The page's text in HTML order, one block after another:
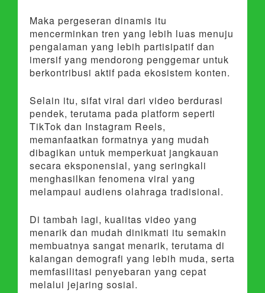
Maka pergeseran dinamis itu
mencerminkan tren yang lebih luas menuju
pengalaman yang lebih partisipatif dan
imersif yang mendorong penggemar untuk
berkontribusi aktif pada ekosistem konten.
Selain itu, sifat viral dari video berdurasi
pendek, terutama pada platform seperti
TikTok dan Instagram Reels,
memanfaatkan formatnya yang mudah
dibagikan untuk memperkuat jangkauan
secara eksponensial, yang seringkali
menghasilkan fenomena viral yang
melampaui audiens olahraga tradisional.
Di tambah lagi, kualitas video yang
menarik dan mudah dinikmati itu semakin
membuatnya sangat menarik, terutama di
kalangan demografi yang lebih muda, serta
memfasilitasi penyebaran yang cepat
melalui jejaring sosial.